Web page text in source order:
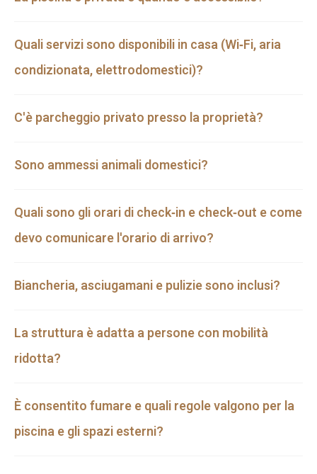
Quali servizi sono disponibili in casa (Wi‑Fi, aria
condizionata, elettrodomestici)?
C'è parcheggio privato presso la proprietà?
Sono ammessi animali domestici?
Quali sono gli orari di check‑in e check‑out e come
devo comunicare l'orario di arrivo?
Biancheria, asciugamani e pulizie sono inclusi?
La struttura è adatta a persone con mobilità
ridotta?
È consentito fumare e quali regole valgono per la
piscina e gli spazi esterni?